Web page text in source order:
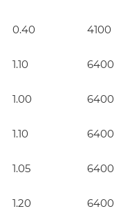
0.40 4100
1.10 6400
1.00 6400
1.10 6400
1.05 6400
1.20 6400